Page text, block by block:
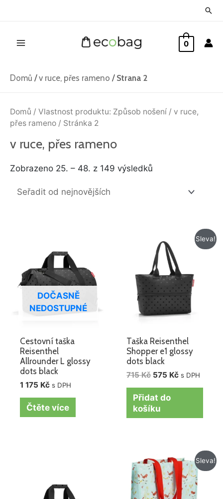
0
Domů /v ruce, přes rameno / Strana 2
Domů / Vlastnost produktu: Způsob nošení / v ruce,
přes rameno / Stránka 2
v ruce, přes rameno
Zobrazeno 25. – 48. z 149 výsledků
nejnovějších
DOČASNĚ
NEDOSTUPNÉ
Cestovní taška
Reisenthel
Allrounder L glossy
dots black
1 175 Kč s DPH
Čtěte více
Sleva!
Taška Reisenthel
Shopper e1 glossy
dots black
715Kč
cena
byla:
715 Kč.
575 Kč
Aktuální
cena
575 Kč.
s DPH
Přidat do
košíku
Sleva!
Původní
cena
byla:
125 Kč.
Aktuální
cena
je:
105 Kč.